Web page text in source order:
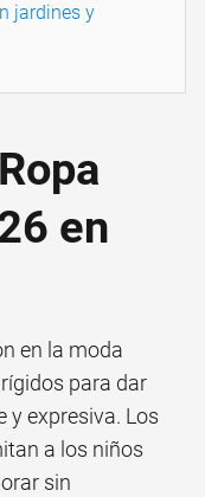
jardines y
en
en la moda
para dar
y expresiva. Los
a los niños
sin